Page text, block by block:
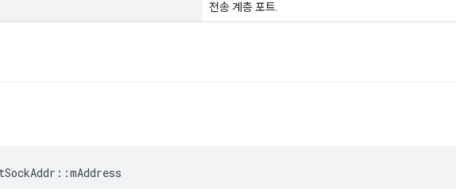
전송 계층 포트.
::mAddress